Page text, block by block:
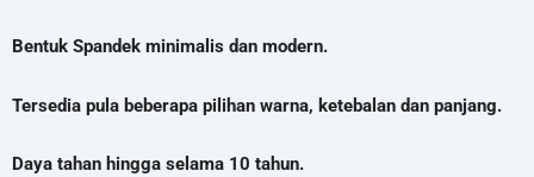
Bentuk Spandek minimalis dan modern.
Tersedia pula beberapa pilihan warna, ketebalan dan panjang.
Daya tahan hingga selama 10 tahun.